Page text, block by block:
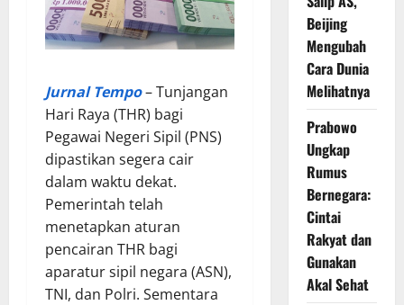
Jurnal Tempo– Tunjangan
Hari Raya (THR) bagi
Pegawai Negeri Sipil (PNS)
dipastikan segera cair
dalam waktu dekat.
Pemerintah telah
menetapkan aturan
pencairan THR bagi
aparatur sipil negara (ASN),
TNI, dan Polri. Sementara
Beijing
Mengubah
Cara Dunia
Melihatnya
Prabowo
Ungkap
Rumus
Bernegara:
Cintai
Rakyat dan
Gunakan
Akal Sehat